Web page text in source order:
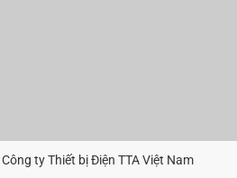
ty Thiết bị Điện TTA Việt Nam